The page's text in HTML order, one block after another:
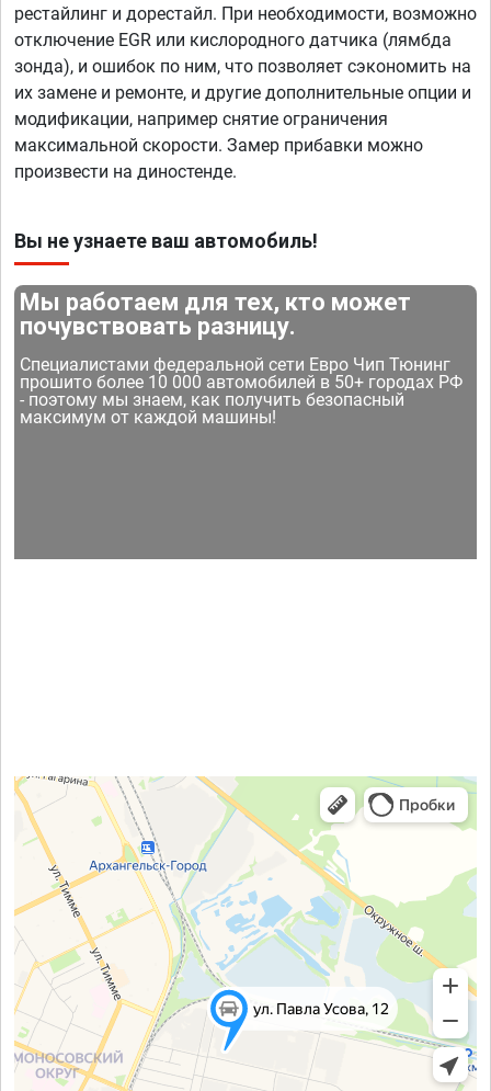
рестайлинг и дорестайл. При необходимости, возможно
отключение EGR или кислородного датчика (лямбда
зонда), и ошибок по ним, что позволяет сэкономить на
их замене и ремонте, и другие дополнительные опции и
модификации, например снятие ограничения
максимальной скорости. Замер прибавки можно
произвести на диностенде.
Вы не узнаете ваш автомобиль!
Мы работаем для тех, кто может
почувствовать разницу.
Специалистами федеральной сети Евро Чип Тюнинг
прошито более 10 000 автомобилей в 50+ городах РФ
- поэтому мы знаем, как получить безопасный
максимум от каждой машины!